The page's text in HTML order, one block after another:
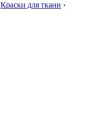
Краски для ткани ›